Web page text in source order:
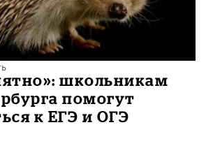
школьникам
помогут
к ЕГЭ и ОГЭ